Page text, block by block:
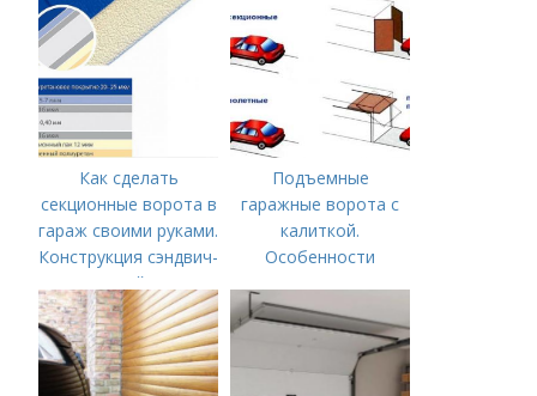
Как сделать
секционные ворота в
гараж своими руками.
Конструкция сэндвич-
панелей для
секционных ворот
Подъемные
гаражные ворота с
калиткой.
Особенности